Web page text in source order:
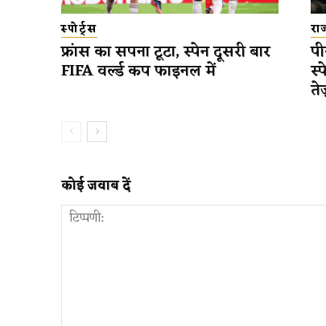
स्पोर्ट्स
फ्रांस का सपना टूटा, स्पेन दूसरी बार
FIFA वर्ल्ड कप फाइनल में
कोई जवाब दें